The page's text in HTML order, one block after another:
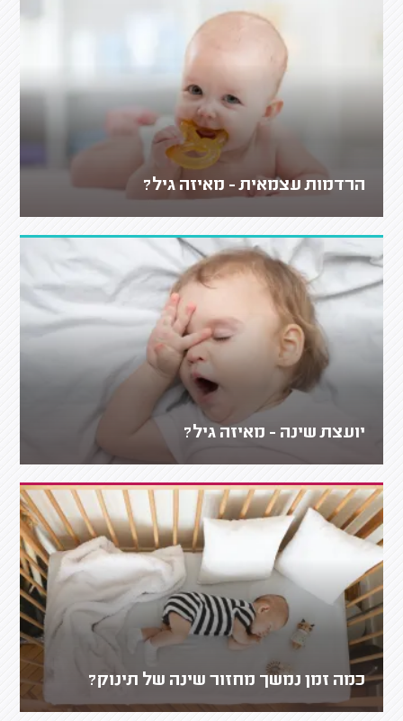
הרדמות עצמאית - מאיזה גיל?
יועצת שינה - מאיזה גיל?
כמה זמן נמשך מחזור שינה של תינוק?